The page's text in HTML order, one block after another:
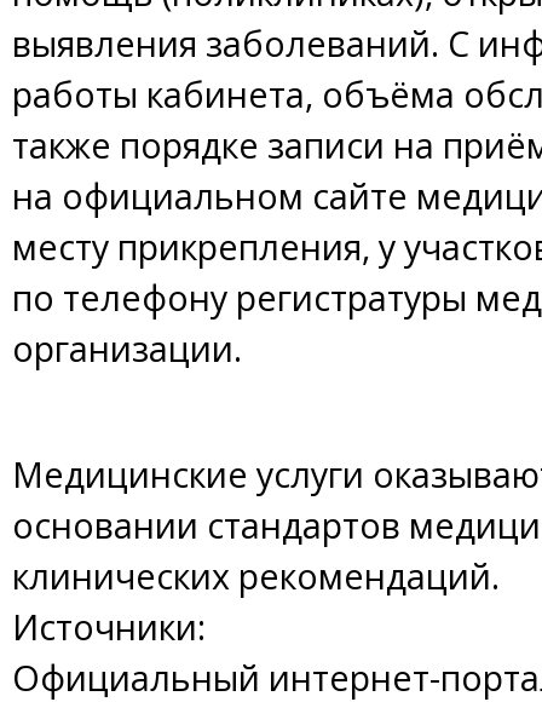
выявления заболеваний. С
работы кабинета, объёма
также порядке записи на
на официальном сайте
месту прикрепления, у
по телефону регистратуры
организации.
Медицинские услуги
основании стандартов
клинических рекомендаций.
Источники:
Официальный интернет-